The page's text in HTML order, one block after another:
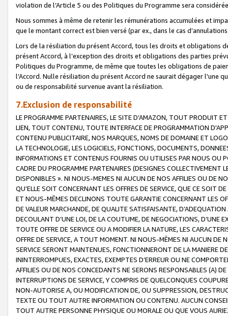
violation de l’Article 5 ou des Politiques du Programme sera
Nous sommes à même de retenir les rémunérations accumulées et
que le montant correct est bien versé (par ex., dans le cas
Lors de la résiliation du présent Accord, tous les droits et obligations
présent Accord, à l’exception des droits et obligations des parties
Politiques du Programme, de même que toutes les obligations de
l’Accord. Nulle résiliation du présent Accord ne saurait dégager l'une
ou de responsabilité survenue avant la résiliation.
7.Exclusion de responsabilité
LE PROGRAMME PARTENAIRES, LE SITE D’AMAZON, TOUT PRODUIT
LIEN, TOUT CONTENU, TOUTE INTERFACE DE PROGRAMMATION
CONTENU PUBLICITAIRE, NOS MARQUES, NOMS DE DOMAINE ET
LA TECHNOLOGIE, LES LOGICIELS, FONCTIONS, DOCUMENTS,
INFORMATIONS ET CONTENUS FOURNIS OU UTILISES PAR NOUS OU
CADRE DU PROGRAMME PARTENAIRES (DESIGNES COLLECTIVEMENT
DISPONIBLES ». NI NOUS-MEMES NI AUCUN DE NOS AFFILIES OU DE
QU’ELLE SOIT CONCERNANT LES OFFRES DE SERVICE, QUE CE SOIT
ET NOUS-MÊMES DECLINONS TOUTE GARANTIE CONCERNANT LES
DE VALEUR MARCHANDE, DE QUALITE SATISFAISANTE,
DECOULANT D’UNE LOI, DE LA COUTUME, DE NEGOCIATIONS, D’UNE
TOUTE OFFRE DE SERVICE OU A MODIFIER LA NATURE, LES
OFFRE DE SERVICE, A TOUT MOMENT. NI NOUS-MÊMES NI AUCUN DE
SERVICE SERONT MAINTENUES, FONCTIONNERONT DE LA MANIERE
ININTERROMPUES, EXACTES, EXEMPTES D’ERREUR OU NE
AFFILIES OU DE NOS CONCEDANTS NE SERONS RESPONSABLES (A)
INTERRUPTIONS DE SERVICE, Y COMPRIS DE QUELCONQUES
NON-AUTORISE A, OU MODIFICATION DE, OU SUPPRESSION,
TEXTE OU TOUT AUTRE INFORMATION OU CONTENU. AUCUN
TOUT AUTRE PERSONNE PHYSIQUE OU MORALE OU QUE VOUS